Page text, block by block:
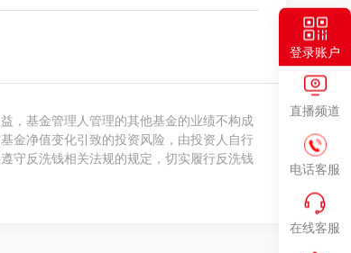
登录账户
直播频道
电话客服
在线客服
，基金管理人管理的其他基金的业绩不构成
金净值变化引致的投资风险，由投资人自行
守反洗钱相关法规的规定，切实履行反洗钱